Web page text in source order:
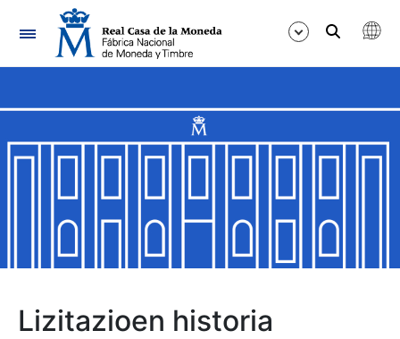
Nabigazioa
Erakutsi/Ezkutatu
Erakutsi/Ezkutatu
Erakutsi/Ezkutatu
Lizitazioen historia